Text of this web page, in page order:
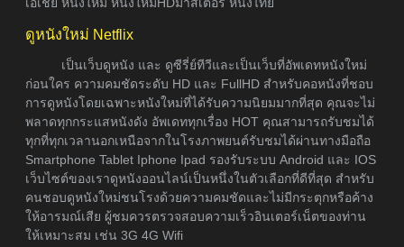
ดูหนังใหม่ Netflix
เป็นเว็บดูหนัง และ ดูซีรี่ย์ทีวีและเป็นเว็บที่อัพเดทหนังใหม่
ก่อนใคร ความคมชัดระดับ HD และ FullHD สำหรับคอหนังที่ชอบ
การดูหนังโดยเฉพาะหนังใหม่ที่ได้รับความนิยมมากที่สุด คุณจะไม่
พลาดทุกกระแสหนังดัง อัพเดททุกเรื่อง HOT คุณสามารถรับชมได้
ทุกที่ทุกเวลานอกเหนือจากในโรงภาพยนต์รับชมได้ผ่านทางมือถือ
Smartphone Tablet Iphone Ipad รองรับระบบ Android และ IOS
เว็บไซต์ของเราดูหนังออนไลน์เป็นหนึ่งในตัวเลือกที่ดีที่สุด สำหรับ
คนชอบดูหนังใหม่ชนโรงด้วยความคมชัดและไม่มีกระตุกหรือค้าง
ให้อารมณ์เสีย ผู้ชมควรตรวจสอบความเร็วอินเตอร์เน็ตของท่าน
ให้เหมาะสม เช่น 3G 4G Wifi